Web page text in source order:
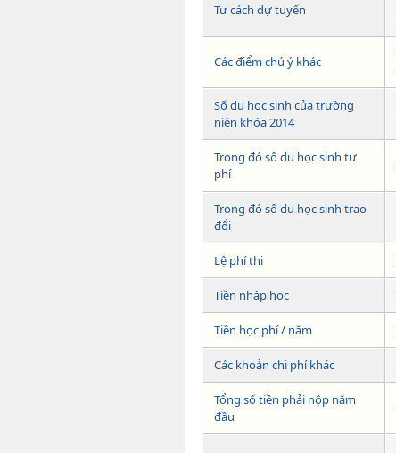
Tư cách dự tuyển
Các điểm chú ý khác
Số du học sinh của trường
niên khóa 2014
Trong đó số du học sinh tư
phí
Trong đó số du học sinh trao
đổi
Lệ phí thi
Tiền nhập học
Tiền học phí / năm
Các khoản chi phí khác
Tổng số tiền phải nộp năm
đầu